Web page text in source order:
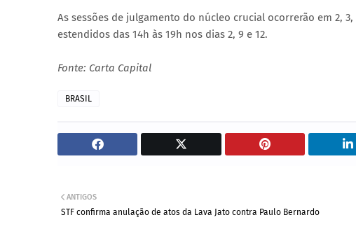
As sessões de julgamento do núcleo crucial ocorrerão em 2,
estendidos das 14h às 19h nos dias 2, 9 e 12.
Fonte: Carta Capital
BRASIL
ANTIGOS
STF confirma anulação de atos da Lava Jato contra Paulo Bernardo